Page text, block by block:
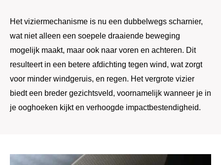
Het viziermechanisme is nu een dubbelwegs scharnier,
wat niet alleen een soepele draaiende beweging
mogelijk maakt, maar ook naar voren en achteren. Dit
resulteert in een betere afdichting tegen wind, wat zorgt
voor minder windgeruis, en regen. Het vergrote vizier
biedt een breder gezichtsveld, voornamelijk wanneer je in
je ooghoeken kijkt en verhoogde impactbestendigheid.